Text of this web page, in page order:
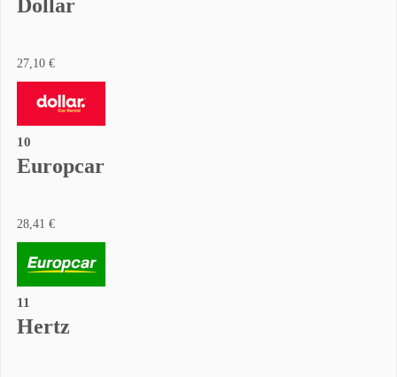
Dollar
27,10 €
10
Europcar
28,41 €
11
Hertz